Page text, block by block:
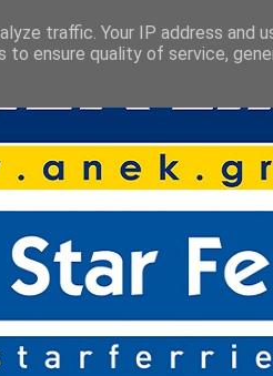
traffic. Your IP address and
to ensure quality of service,